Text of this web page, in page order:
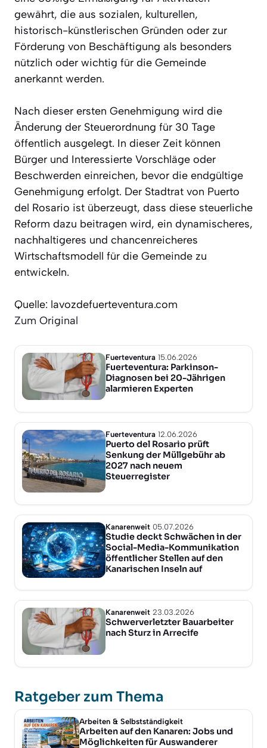
gewährt, die aus sozialen, kulturellen,
historisch-künstlerischen Gründen oder zur
Förderung von Beschäftigung als besonders
nützlich oder wichtig für die Gemeinde
anerkannt werden.
Nach dieser ersten Genehmigung wird die
Änderung der Steuerordnung für 30 Tage
öffentlich ausgelegt. In dieser Zeit können
Bürger und Interessierte Vorschläge oder
Beschwerden einreichen, bevor die endgültige
Genehmigung erfolgt. Der Stadtrat von Puerto
del Rosario ist überzeugt, dass diese steuerliche
Reform dazu beitragen wird, ein dynamischeres,
nachhaltigeres und chancenreicheres
Wirtschaftsmodell für die Gemeinde zu
entwickeln.
Quelle: lavozdefuerteventura.com
Zum Original
Fuerteventura 15.06.2026
Fuerteventura: Parkinson-
Diagnosen bei 20-Jährigen
alarmieren Experten
Fuerteventura 12.06.2026
Puerto del Rosario prüft
Senkung der Müllgebühr ab
2027 nach neuem
Steuerregister
Kanarenweit 05.07.2026
Studie deckt Schwächen in der
Social-Media-Kommunikation
öffentlicher Stellen auf den
Kanarischen Inseln auf
Kanarenweit 23.03.2026
Schwerverletzter Bauarbeiter
nach Sturz in Arrecife
Ratgeber zum Thema
Arbeiten & Selbstständigkeit
Arbeiten auf den Kanaren: Jobs und
Möglichkeiten für Auswanderer